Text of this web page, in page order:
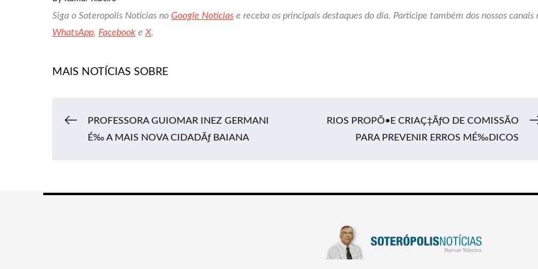
Siga o Soteropolis Noticias no Google Notícias e receba os principais destaques do dia. Participe também dos nossos canais
WhatsApp, Facebook e X.
MAIS NOTÍCIAS SOBRE
Navegação
Post
PROFESSORA GUIOMAR INEZ GERMANI
É‰ A MAIS NOVA CIDADÃƒ BAIANA
RIOS PROPÕ•E CRIAÇ‡ÃƒO DE COMISSÃO
PARA PREVENIR ERROS MÉ‰DICOS